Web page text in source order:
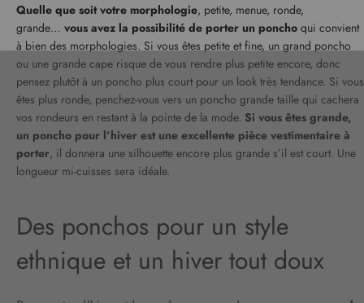
Quelle que soit votre morphologie, petite, menue, ronde,
grande… vous avez la possibilité de porter un poncho qui convient
à bien des morphologies. Si vous êtes petite et fine, un grand poncho
ou une grande cape risque de vous rendre plus petite encore, donc
pensez plutôt à un poncho plus court pour un look très tendance. Si vous
êtes plus ronde, penchez-vous vers un poncho grande taille qui cachera
vos rondeurs en restant à la pointe de la mode. Si vous êtes grande,
un poncho pour l’hiver est une excellente pièce vestimentaire à
porter, il donnera une silhouette encore plus grande s’il est court. Une
longueur mi-cuisses sera idéale.
Des ponchos pour un style
ethnique et un hiver tout doux